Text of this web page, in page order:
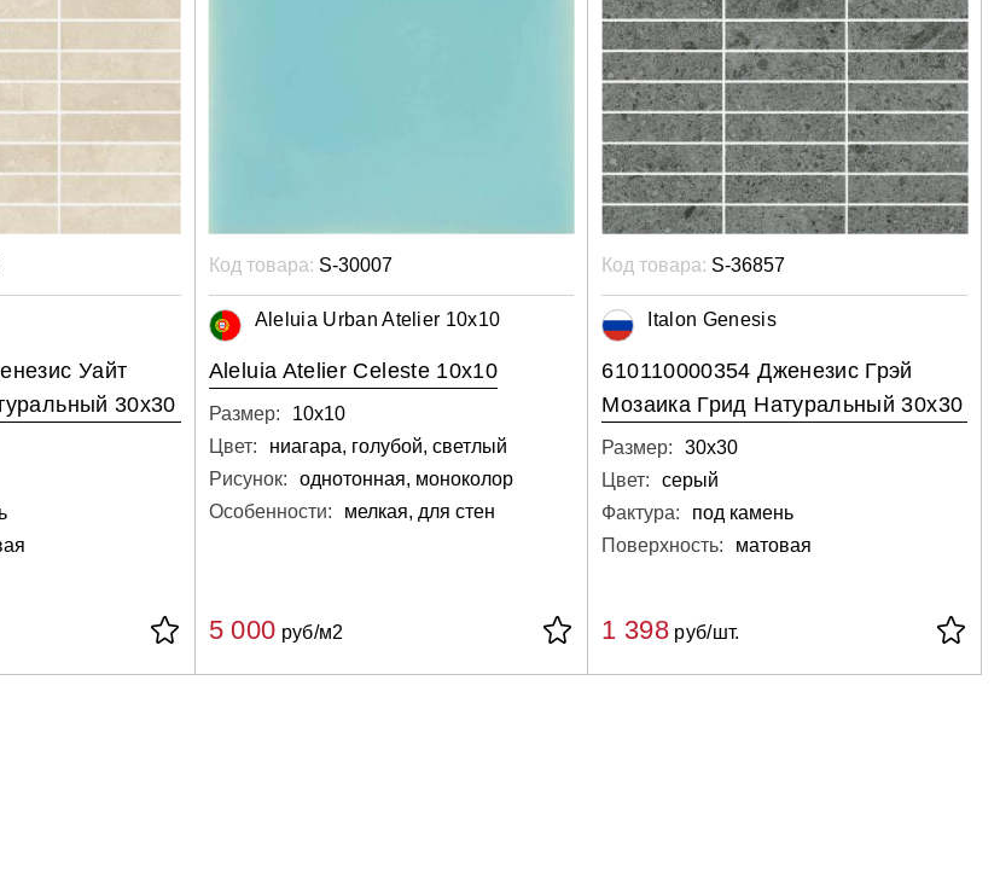
Уайт
30х30
Код товара: S-30007
Aleluia Urban Atelier 10x10
Aleluia Atelier Celeste 10x10
Размер:
10х10
Цвет:
ниагара, голубой, светлый
Рисунок:
однотонная, моноколор
Особенности:
мелкая, для стен
5 000 руб/м2
Код товара: S-36857
Italon Genesis
610110000354 Дженезис Грэй
Мозаика Грид Натуральный 30х30
Размер:
30х30
Цвет:
серый
Фактура:
под камень
Поверхность:
матовая
1 398 руб/шт.